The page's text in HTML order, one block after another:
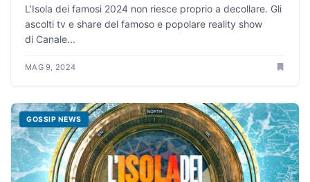
L’Isola dei famosi 2024 non riesce proprio a decollare. Gli
ascolti tv e share del famoso e popolare reality show
di Canale...
MAG 9, 2024
GOSSIP NEWS